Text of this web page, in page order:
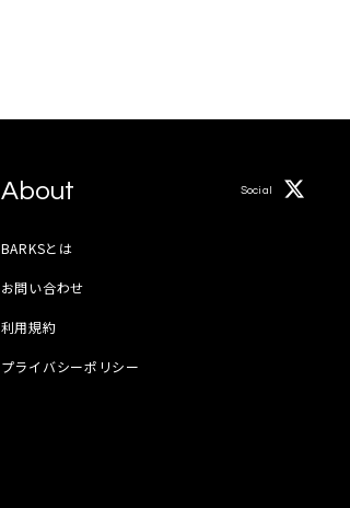
About
BARKSとは
お問い合わせ
利用規約
プライバシーポリシー
Social